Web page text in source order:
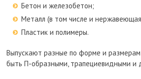
Бетон и железобетон;
Металл (в том числе и
Пластик и полимеры.
Выпускают разные по форме и
быть П-образными, трапециевидными и